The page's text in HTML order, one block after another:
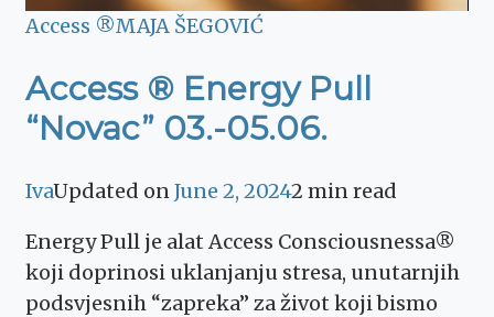
Access ®MAJA ŠEGOVIĆ
Access ® Energy Pull
“Novac” 03.-05.06.
IvaUpdated onJune 2, 20242 min read
Energy Pull je alat Access Consciousnessa®
koji doprinosi uklanjanju stresa, unutarnjih
podsvjesnih “zapreka” za život koji bismo